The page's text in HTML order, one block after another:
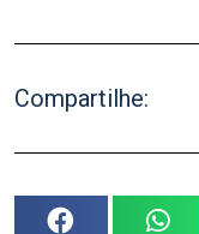
Compartilhe: